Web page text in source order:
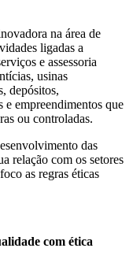
na área de
ligadas a
e assessoria
usinas
depósitos,
e empreendimentos que
ou controladas.
das
relação com os setores
as regras éticas
com ética